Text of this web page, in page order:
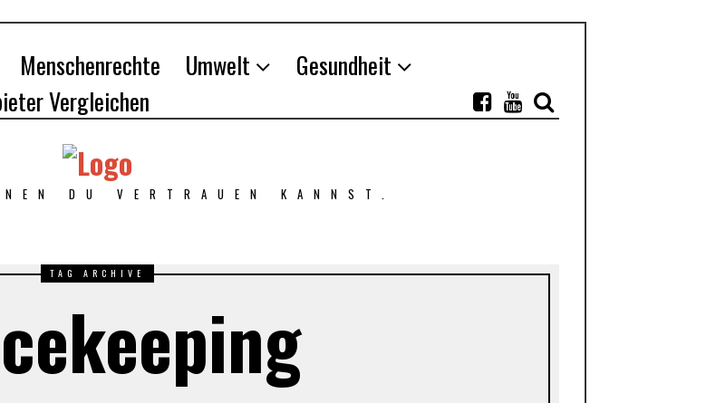
Menschenrechte Umwelt
Gesundheit
Vergleichen
DU VERTRAUEN KANNST.
TAG ARCHIVE